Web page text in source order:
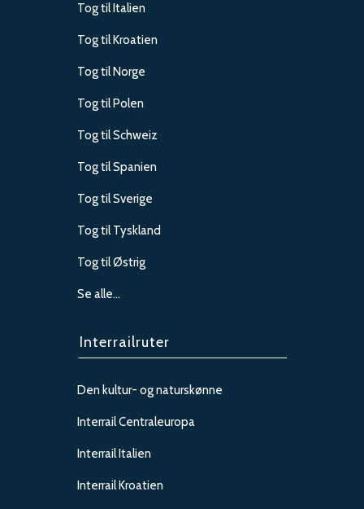
Tog til Italien
Tog til Kroatien
Tog til Norge
Tog til Polen
Tog til Schweiz
Tog til Spanien
Tog til Sverige
Tog til Tyskland
Tog til Østrig
Se alle…
Interrailruter
Den kultur- og naturskønne
Interrail Centraleuropa
Interrail Italien
Interrail Kroatien